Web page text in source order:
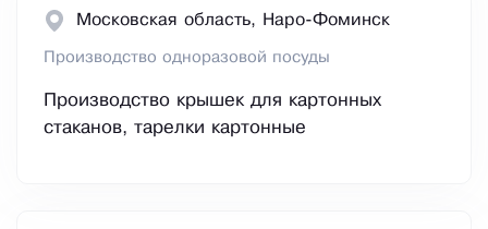
Московская область, Наро-Фоминск
Производство одноразовой посуды
Производство крышек для картонных
стаканов, тарелки картонные